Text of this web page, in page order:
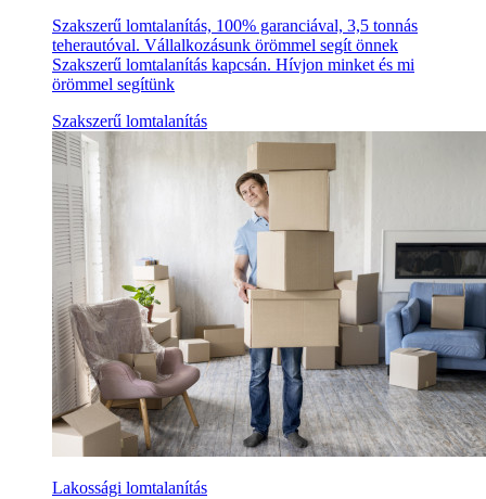
Szakszerű lomtalanítás, 100% garanciával, 3,5 tonnás
teherautóval. Vállalkozásunk örömmel segít önnek
Szakszerű lomtalanítás kapcsán. Hívjon minket és mi
örömmel segítünk
Szakszerű lomtalanítás
Lakossági lomtalanítás